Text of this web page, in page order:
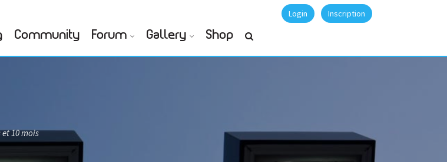
Login Inscription
Community Forum Gallery Shop
10 mois